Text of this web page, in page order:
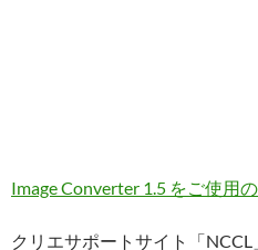
Image Converter 1.5 をご使用
クリエサポートサイト「